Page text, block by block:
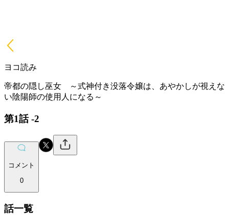
ヨコ読み
帝都の隠し巫女 ～式神付き没落令嬢は、あやかしが視えな
い陰陽師の使用人になる～
第1話 -2
コメント
0
話一覧